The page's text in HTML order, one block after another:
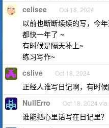
celisee Oct 18, 2024
以前也断断续续的写，今
都快一年了 ~
有时候是隔天补上~
练习写作~
cslive Oct 18, 2024
正经人谁写日记啊，有时
NullErro Oct 18, 2024
谁能把心里话写在日记里？